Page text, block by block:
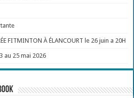
FITMINTON À ÉLANCOURT le 26 juin a 20H
au 25 mai 2026